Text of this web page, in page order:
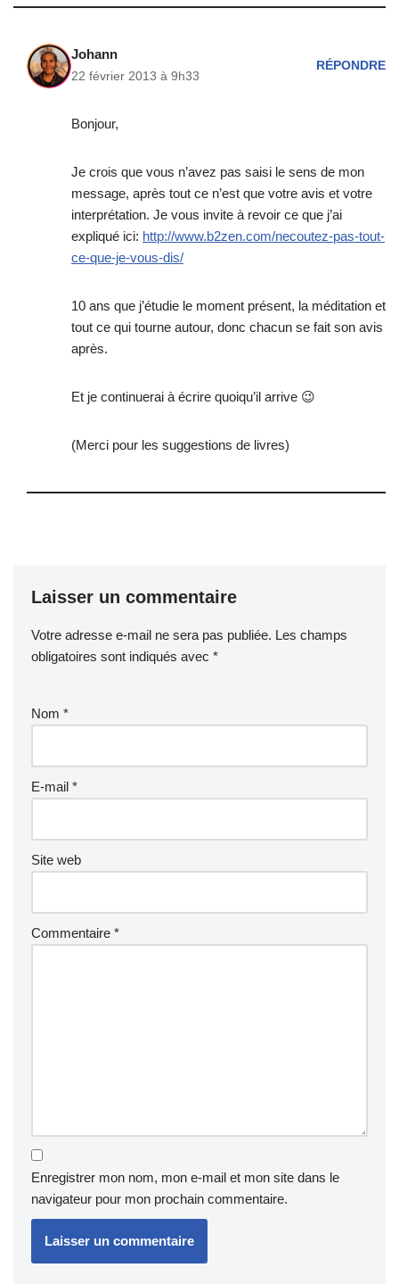
Johann
22 février 2013 à 9h33
RÉPONDRE
Bonjour,
Je crois que vous n’avez pas saisi le sens de mon
message, après tout ce n’est que votre avis et votre
interprétation. Je vous invite à revoir ce que j’ai
expliqué ici: http://www.b2zen.com/necoutez-pas-tout-
ce-que-je-vous-dis/
10 ans que j’étudie le moment présent, la méditation et
tout ce qui tourne autour, donc chacun se fait son avis
après.
Et je continuerai à écrire quoiqu’il arrive 😉
(Merci pour les suggestions de livres)
Laisser un commentaire
Votre adresse e-mail ne sera pas publiée. Les champs
obligatoires sont indiqués avec *
Nom *
E-mail *
Site web
Commentaire *
Enregistrer mon nom, mon e-mail et mon site dans le
navigateur pour mon prochain commentaire.